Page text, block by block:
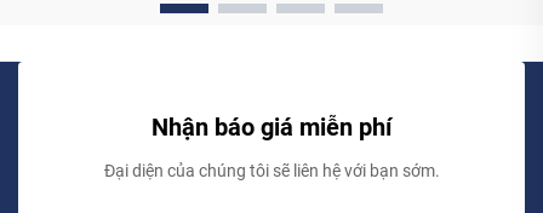
Nhận báo giá miễn phí
Đại diện của chúng tôi sẽ liên hệ với bạn sớm.